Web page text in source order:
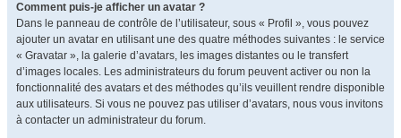
Comment puis-je afficher un avatar ?
Dans le panneau de contrôle de l’utilisateur, sous « Profil », vous pouvez
ajouter un avatar en utilisant une des quatre méthodes suivantes : le service
« Gravatar », la galerie d’avatars, les images distantes ou le transfert
d’images locales. Les administrateurs du forum peuvent activer ou non la
fonctionnalité des avatars et des méthodes qu’ils veuillent rendre disponible
aux utilisateurs. Si vous ne pouvez pas utiliser d’avatars, nous vous invitons
à contacter un administrateur du forum.